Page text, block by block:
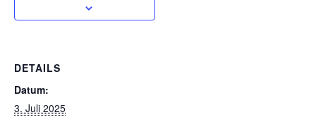
DETAILS
Datum:
3. Juli 2025